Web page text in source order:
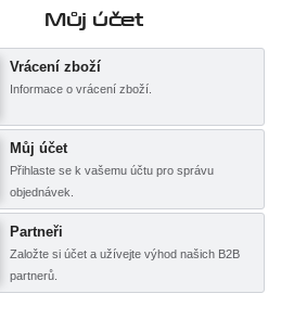
Můj účet
Vrácení zboží
Informace o vrácení zboží.
Můj účet
Přihlaste se k vašemu účtu pro správu
objednávek.
Partneři
Založte si účet a užívejte výhod našich B2B
partnerů.